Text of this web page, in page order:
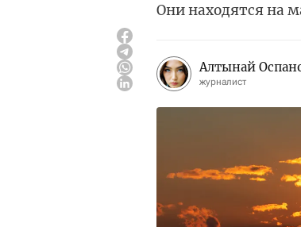
Они находятся на
Алтынай
журналист